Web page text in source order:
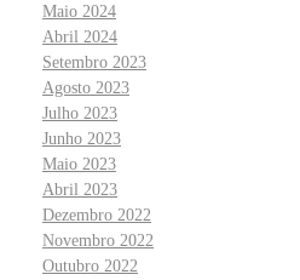
Maio 2024
Abril 2024
Setembro 2023
Agosto 2023
Julho 2023
Junho 2023
Maio 2023
Abril 2023
Dezembro 2022
Novembro 2022
Outubro 2022